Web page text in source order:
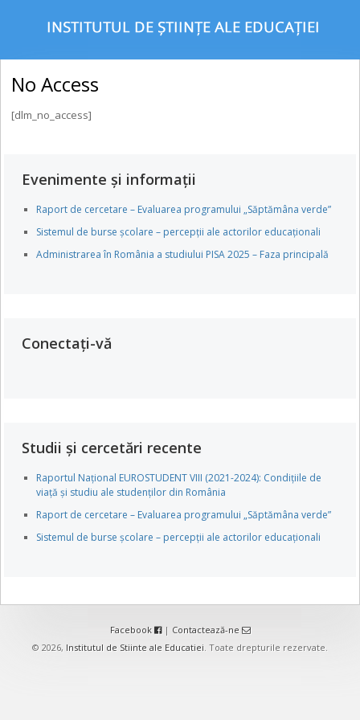
No Access
[dlm_no_access]
Evenimente și informații
Raport de cercetare – Evaluarea programului „Săptămâna verde”
Sistemul de burse școlare – percepții ale actorilor educaționali
Administrarea în România a studiului PISA 2025 – Faza principală
Conectați-vă
Studii și cercetări recente
Raportul Național EUROSTUDENT VIII (2021-2024): Condițiile de
viață și studiu ale studenților din România
Raport de cercetare – Evaluarea programului „Săptămâna verde”
Sistemul de burse școlare – percepții ale actorilor educaționali
Facebook | Contactează-ne
© 2026, Institutul de Stiinte ale Educatiei. Toate drepturile rezervate.